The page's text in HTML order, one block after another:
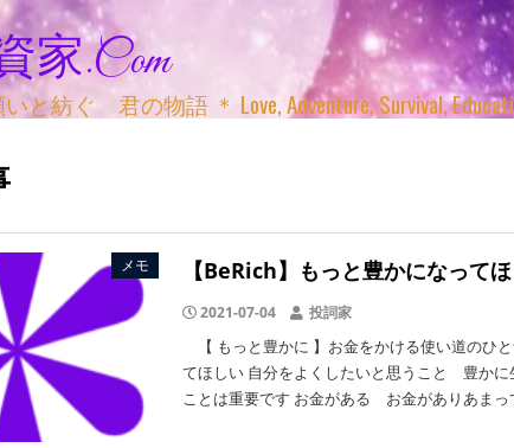
家.com
と紡ぐ 君の物語 ＊ Love, Adventure, Survival,
メモ 【BeRich】もっと豊かになって
2021-07-04 投詞家
【 もっと豊かに 】お金をかける使い道のひ
てほしい 自分をよくしたいと思うこと 豊か
ことは重要です お金がある お金がありあま